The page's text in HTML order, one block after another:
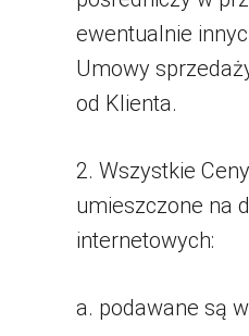
ewentualnie
Umowy
od Klienta.
2. Wszystkie
umieszczone na
internetowych:
a. podawane są